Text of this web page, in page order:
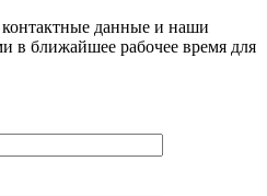
данные и наши
в ближайшее рабочее время для